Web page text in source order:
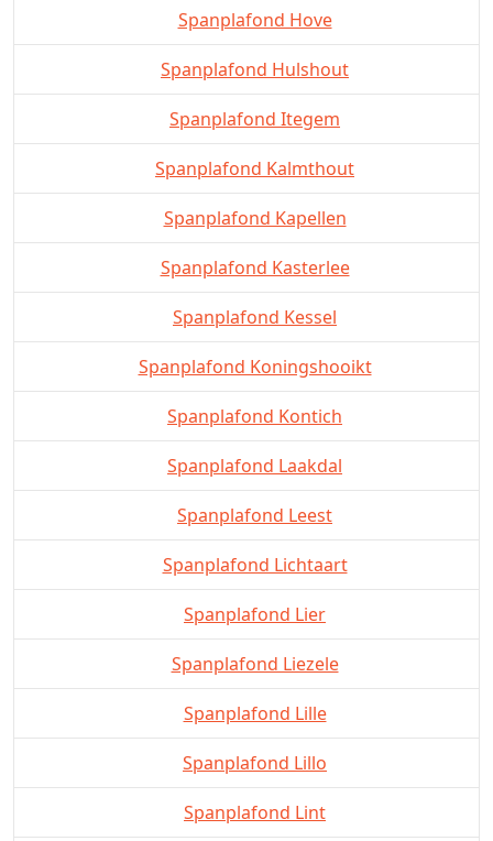
Spanplafond Hove
Spanplafond Hulshout
Spanplafond Itegem
Spanplafond Kalmthout
Spanplafond Kapellen
Spanplafond Kasterlee
Spanplafond Kessel
Spanplafond Koningshooikt
Spanplafond Kontich
Spanplafond Laakdal
Spanplafond Leest
Spanplafond Lichtaart
Spanplafond Lier
Spanplafond Liezele
Spanplafond Lille
Spanplafond Lillo
Spanplafond Lint